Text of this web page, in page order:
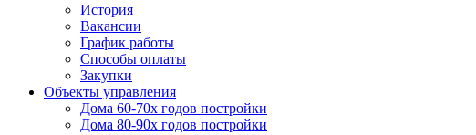
История
Вакансии
График работы
Способы оплаты
Закупки
Объекты управления
Дома 60-70х годов постройки
Дома 80-90х годов постройки